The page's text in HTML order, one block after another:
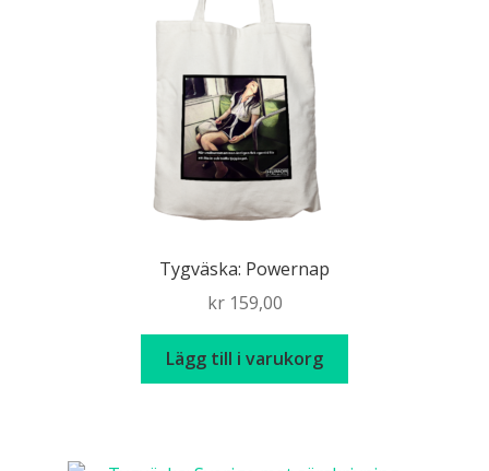
Tygväska: Powernap
kr159,00
Lägg till i varukorg